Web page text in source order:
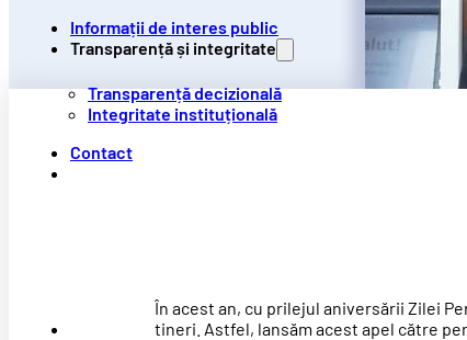
Informații de interes public
Transparență și integritate
Transparență decizională
Integritate instituțională
Contact
În acest an, cu prilejul aniversării Zilei
tineri. Astfel, lansăm acest apel către